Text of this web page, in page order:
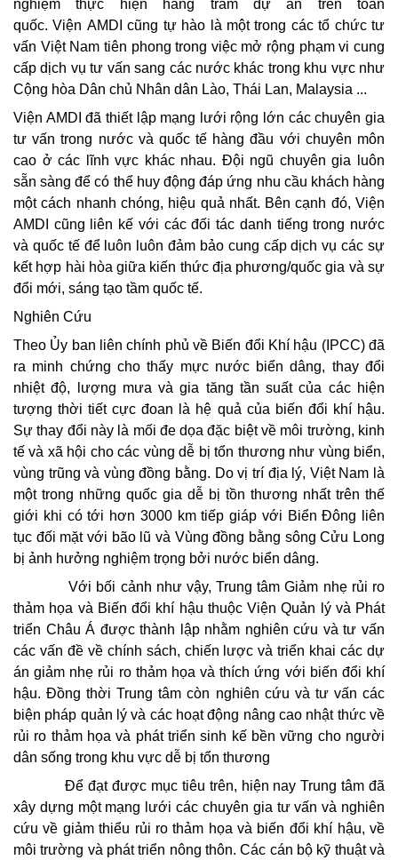
nghiệm thực hiện hàng trăm dự án trên toàn
quốc. Viện AMDI cũng tự hào là một trong các tổ chức tư
vấn Việt Nam tiên phong trong việc mở rộng phạm vi cung
cấp dịch vụ tư vấn sang các nước khác trong khu vực như
Cộng hòa Dân chủ Nhân dân Lào, Thái Lan, Malaysia ...
Viện AMDI đã thiết lập mạng lưới rộng lớn các chuyên gia
tư vấn trong nước và quốc tế hàng đầu với chuyên môn
cao ở các lĩnh vực khác nhau. Đội ngũ chuyên gia luôn
sẵn sàng để có thể huy động đáp ứng nhu cầu khách hàng
một cách nhanh chóng, hiệu quả nhất. Bên cạnh đó, Viện
AMDI cũng liên kế với các đối tác danh tiếng trong nước
và quốc tế để luôn luôn đảm bảo cung cấp dịch vụ các sự
kết hợp hài hòa giữa kiến thức địa phương/quốc gia và sự
đổi mới, sáng tạo tầm quốc tế.
Nghiên Cứu
Theo Ủy ban liên chính phủ về Biến đổi Khí hậu (IPCC) đã
ra minh chứng cho thấy mực nước biển dâng, thay đổi
nhiệt độ, lượng mưa và gia tăng tần suất của các hiện
tượng thời tiết cực đoan là hệ quả của biến đổi khí hậu.
Sự thay đổi này là mối đe dọa đặc biệt về môi trường, kinh
tế và xã hội cho các vùng dễ bị tổn thương như vùng biển,
vùng trũng và vùng đồng bằng. Do vị trí địa lý, Việt Nam là
một trong những quốc gia dễ bị tồn thương nhất trên thế
giới khi có tới hơn 3000 km tiếp giáp với Biển Đông liên
tục đối mặt với bão lũ và Vùng đồng bằng sông Cửu Long
bị ảnh hưởng nghiệm trọng bởi nước biển dâng.
Với bối cảnh như vậy, Trung tâm Giảm nhẹ rủi ro
thảm họa và Biến đổi khí hậu thuộc Viện Quản lý và Phát
triển Châu Á được thành lập nhằm nghiên cứu và tư vấn
các vấn đề về chính sách, chiến lược và triển khai các dự
án giảm nhẹ rủi ro thảm họa và thích ứng với biến đổi khí
hậu. Đồng thời Trung tâm còn nghiên cứu và tư vấn các
biện pháp quản lý và các hoạt động nâng cao nhật thức về
rủi ro thảm họa và phát triển sinh kế bền vững cho người
dân sống trong khu vực dễ bị tổn thương
Để đạt được mục tiêu trên, hiện nay Trung tâm đã
xây dựng một mạng lưới các chuyên gia tư vấn và nghiên
cứu về giảm thiểu rủi ro thảm họa và biến đổi khí hậu, về
môi trường và phát triển nông thôn. Các cán bộ kỹ thuật và